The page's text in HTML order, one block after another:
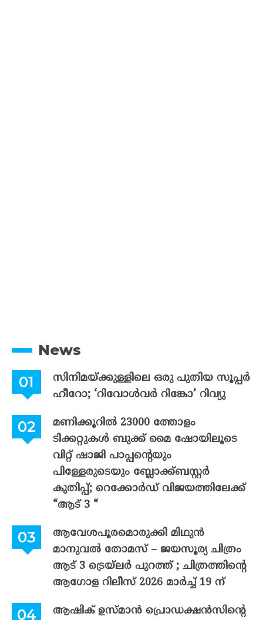
News
സിനിമയ്ക്കുള്ളിലെ ഒരു പുതിയ സൂപ്പർ
ഹീറോ; ‘റിവോൾവർ റിങ്കോ’ റിവ്യു
മണിക്കൂറിൽ 23000 ത്തോളം
ടിക്കറ്റുകൾ ബുക്ക് മൈ ഷോയിലൂടെ
വിറ്റ് ഷാജി പാപ്പന്റെയും
പിള്ളേരുടെയും ബ്ലോക്ക്ബസ്റ്റർ
കുതിപ്പ്; റെക്കോർഡ് വിജയത്തിലേക്ക്
“ആട് 3 “
ആവേശപൂരമൊരുക്കി മിഥുൻ
മാനുവൽ തോമസ് – ജയസൂര്യ ചിത്രം
ആട് 3 ട്രെയ്‌ലർ പുറത്ത് ; ചിത്രത്തിന്റെ
ആഗോള റിലീസ് 2026 മാർച്ച് 19 ന്
ആഷിക് ഉസ്മാൻ പ്രൊഡക്ഷൻസിന്റെ